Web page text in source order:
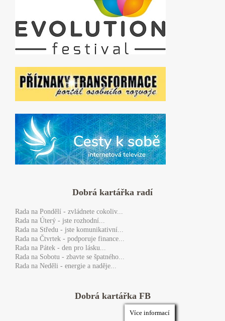
Dobrá kartářka radí
Rada na Pondělí - zvládnete cokoliv...
Rada na Úterý - jste rozhodní...
Rada na Středu - jste komunikativní...
Rada na Čtvrtek - podporuje finance...
Rada na Pátek - den pro lásku...
Rada na Sobotu - zbavte se špatného...
Rada na Neděli - energie a naděje...
Dobrá kartářka FB
Více informací